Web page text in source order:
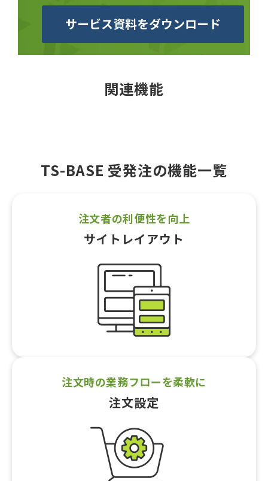
サービス資料をダウンロード
関連機能
TS-BASE 受発注の機能一覧
注文者の利便性を向上
サイトレイアウト
注文時の業務フローを柔軟に
注文設定